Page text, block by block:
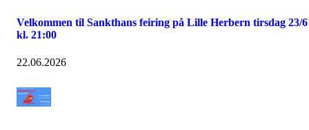
Velkommen til Sankthans feiring på Lille Herbern tirsdag 23/6
kl. 21:00
22.06.2026